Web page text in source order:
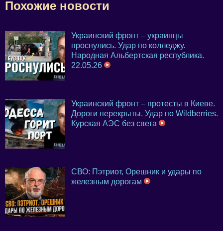
Похожие новости
Украинский фронт – украинцы
проснулись. Удар по колледжу.
Народная Альбертская республика.
22.05.26
Украинский фронт – протесты в Киеве.
Дороги перекрыты. Удар по Wildberries.
Курская АЭС без света
СВО: Пэтриот, Орешник и удары по
железным дорогам